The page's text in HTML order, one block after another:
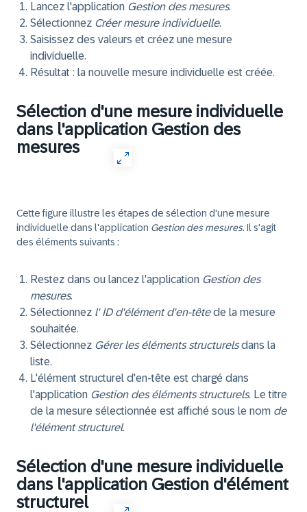
Lancez l'application Gestion des mesures.
Sélectionnez Créer mesure individuelle.
Saisissez des valeurs et créez une mesure
individuelle.
Résultat : la nouvelle mesure individuelle est créée.
Sélection d'une mesure individuelle
dans l'application Gestion des
mesures
Cette figure illustre les étapes de sélection d'une mesure
individuelle dans l'application Gestion des mesures. Il s'agit
des éléments suivants :
Restez dans ou lancez l'application Gestion des
mesures.
Sélectionnez l' ID d'élément d'en-têtede la mesure
souhaitée.
Sélectionnez Gérer les éléments structurelsdans la
liste.
L'élément structurel d'en-tête est chargé dans
l'application Gestion des éléments structurels. Le titre
de la mesure sélectionnée est affiché sous le nom de
l'élément structurel.
Sélection d'une mesure individuelle
dans l'application Gestion d'élément
structurel